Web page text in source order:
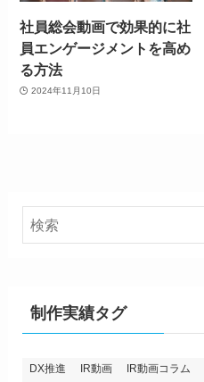
社員総会動画で効果的に社
員エンゲージメントを高め
る方法
2024年11月10日
制作実績タグ
DX推進 IR動画 IR動画コラム